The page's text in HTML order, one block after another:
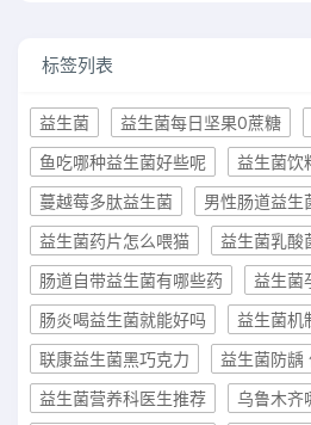
标签列表
益生菌 益生菌每日坚果0蔗糖
鱼吃哪种益生菌好些呢
益生菌饮
蔓越莓多肽益生菌
男性肠道益生
益生菌药片怎么喂猫
益生菌乳酸
肠道自带益生菌有哪些药
益生菌
肠炎喝益生菌就能好吗
益生菌机
联康益生菌黑巧克力
益生菌防龋
益生菌营养科医生推荐
乌鲁木齐